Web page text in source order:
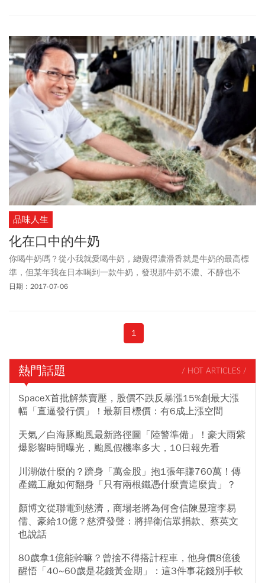
品味人生
化在口中的牛奶
你喝牛奶嗎？從小我就愛喝牛奶，總覺得濃滑香就是牛奶的最高標
準，但某年我在日本喝到一款牛奶，發現那牛奶不濃、不醇也不
香，但非常爽口，儘管心裡有個問號，但爽口的印象卻深留心中。
日期：2017-07-06
1
熱門話題 / HOT ARTICLES /
SpaceX首批解禁賣壓，股價不跌反暴漲15%創最大漲
幅「直逼發行價」！最新目標價：有6成上漲空間
天氣／白海豚颱風最新路徑圖「陸警準備」！豪大雨紫
爆影響時間曝光，颱風假機率多大，10日報先看
川湖做什麼的？躋身「萬金股」抱1張年賺760萬！傳
產鐵工廠如何翻身「只有兩根鐵憑什麼賣這麼貴」？
顏博文從聯電到慈濟，商場老將為何會信陳昱瑄李易
儒、豪給10億？慈濟發聲：將捍衛信眾捐款、蔡英文
也說話
80歲拿1億能幹嘛？曾捨不得搭計程車，他身價8億後
醒悟「40~60歲是花錢黃金期」：這3件事花錢別手軟